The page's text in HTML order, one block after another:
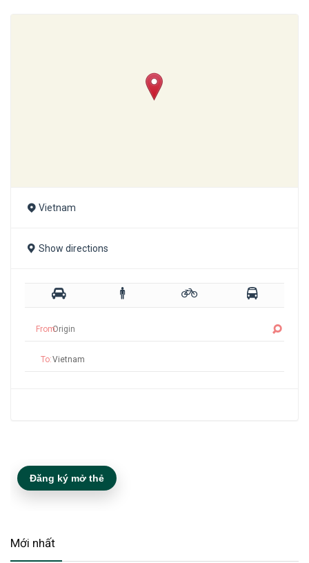
Vietnam
Show directions
From:
To:
Đăng ký mở thẻ
Mới nhất